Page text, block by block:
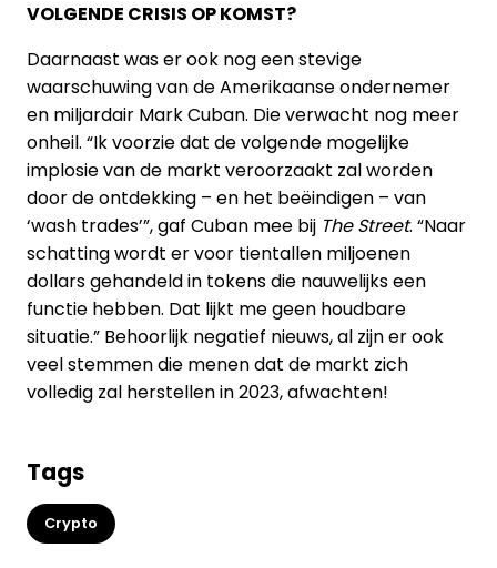
VOLGENDE CRISIS OP KOMST?
Daarnaast was er ook nog een stevige
waarschuwing van de Amerikaanse ondernemer
en miljardair Mark Cuban. Die verwacht nog meer
onheil. “Ik voorzie dat de volgende mogelijke
implosie van de markt veroorzaakt zal worden
door de ontdekking – en het beëindigen – van
‘wash trades’”, gaf Cuban mee bij The Street. “Naar
schatting wordt er voor tientallen miljoenen
dollars gehandeld in tokens die nauwelijks een
functie hebben. Dat lijkt me geen houdbare
situatie.” Behoorlijk negatief nieuws, al zijn er ook
veel stemmen die menen dat de markt zich
volledig zal herstellen in 2023, afwachten!
Tags
Crypto